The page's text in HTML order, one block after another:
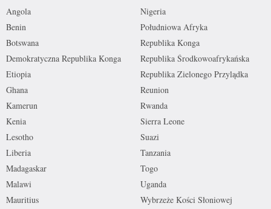
Angola
Benin
Botswana
Demokratyczna Republika Konga
Etiopia
Ghana
Kamerun
Kenia
Lesotho
Liberia
Madagaskar
Malawi
Mauritius
Nigeria
Południowa Afryka
Republika Konga
Republika Środkowoafrykańska
Republika Zielonego Przylądka
Reunion
Rwanda
Sierra Leone
Suazi
Tanzania
Togo
Uganda
Wybrzeże Kości Słoniowej